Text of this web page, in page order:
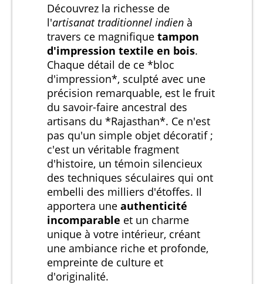
Découvrez la richesse de
l'artisanat traditionnel indien à
travers ce magnifique tampon
d'impression textile en bois.
Chaque détail de ce *bloc
d'impression*, sculpté avec une
précision remarquable, est le fruit
du savoir-faire ancestral des
artisans du *Rajasthan*. Ce n'est
pas qu'un simple objet décoratif ;
c'est un véritable fragment
d'histoire, un témoin silencieux
des techniques séculaires qui ont
embelli des milliers d'étoffes. Il
apportera une authenticité
incomparable et un charme
unique à votre intérieur, créant
une ambiance riche et profonde,
empreinte de culture et
d'originalité.